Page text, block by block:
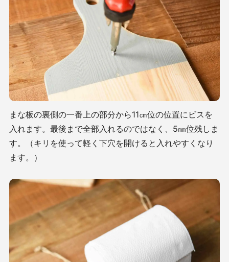
まな板の裏側の一番上の部分から11㎝位の位置にビスを
入れます。最後まで全部入れるのではなく、5㎜位残しま
す。（キリを使って軽く下穴を開けると入れやすくなり
ます。）